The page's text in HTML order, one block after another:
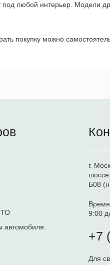
любой интерьер. Модели
покупку можно
ТО
автомобиля
г.
Б08
9:00
+7
Для